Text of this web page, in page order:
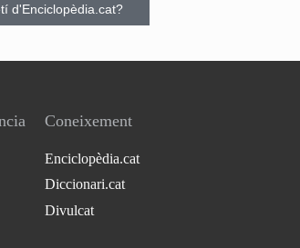
d'Enciclopèdia.cat?
Coneixement
Enciclopèdia.cat
Diccionari.cat
Divulcat